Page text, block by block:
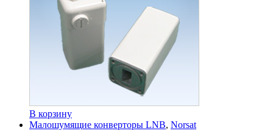
В корзину
Малошумящие конверторы LNB, Norsat